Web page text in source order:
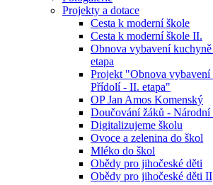
Projekty a dotace
Cesta k moderní škole
Cesta k moderní škole II.
Obnova vybavení
etapa
Projekt "Obnova
Přídolí - II. etapa"
OP Jan Amos Komenský
Doučování žáků -
Digitalizujeme školu
Ovoce a zelenina do škol
Mléko do škol
Obědy pro jihočeské děti
Obědy pro jihočeské děti II